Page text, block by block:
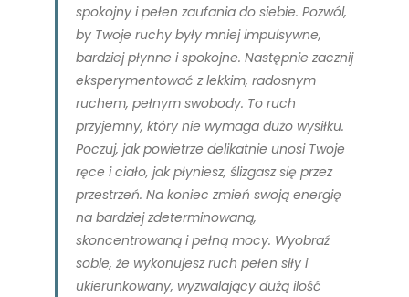
spokojny i pełen zaufania do siebie. Pozwól,
by Twoje ruchy były mniej impulsywne,
bardziej płynne i spokojne. Następnie zacznij
eksperymentować z lekkim, radosnym
ruchem, pełnym swobody. To ruch
przyjemny, który nie wymaga dużo wysiłku.
Poczuj, jak powietrze delikatnie unosi Twoje
ręce i ciało, jak płyniesz, ślizgasz się przez
przestrzeń. Na koniec zmień swoją energię
na bardziej zdeterminowaną,
skoncentrowaną i pełną mocy. Wyobraź
sobie, że wykonujesz ruch pełen siły i
ukierunkowany, wyzwalający dużą ilość